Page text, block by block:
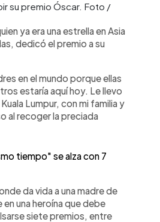
su premio Óscar. Foto /
ya era una estrella en Asia
dedicó el premio a su
en el mundo porque ellas
estaría aquí hoy. Le llevo
Lumpur, con mi familia y
al recoger la preciada
tiempo" se alza con 7
da vida a una madre de
una heroína que debe
siete premios, entre